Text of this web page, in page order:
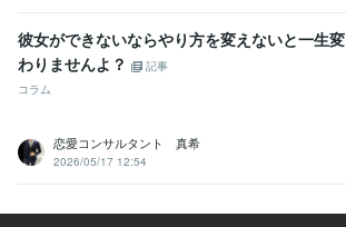
彼女ができないならやり方を変えないと一生変
わりませんよ？
記事
コラム
恋愛コンサルタント 真希
2026/05/17 12:54